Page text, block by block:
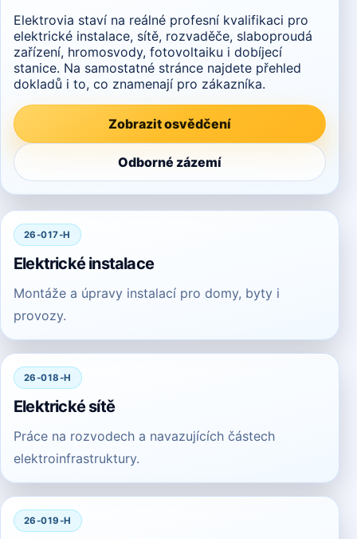
Elektrovia staví na reálné profesní kvalifikaci pro
elektrické instalace, sítě, rozvaděče, slaboproudá
zařízení, hromosvody, fotovoltaiku i dobíjecí
stanice. Na samostatné stránce najdete přehled
dokladů i to, co znamenají pro zákazníka.
Zobrazit osvědčení
Odborné zázemí
26-017-H
Elektrické instalace
Montáže a úpravy instalací pro domy, byty i
provozy.
26-018-H
Elektrické sítě
Práce na rozvodech a navazujících částech
elektroinfrastruktury.
26-019-H